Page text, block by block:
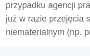
przypadku agencji
już w razie przejęcia
niematerialnym (np.